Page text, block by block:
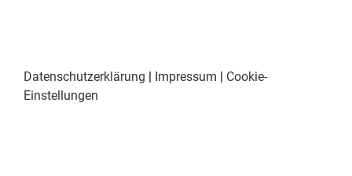
Datenschutzerklärung Impressum
Cookie-
Einstellungen